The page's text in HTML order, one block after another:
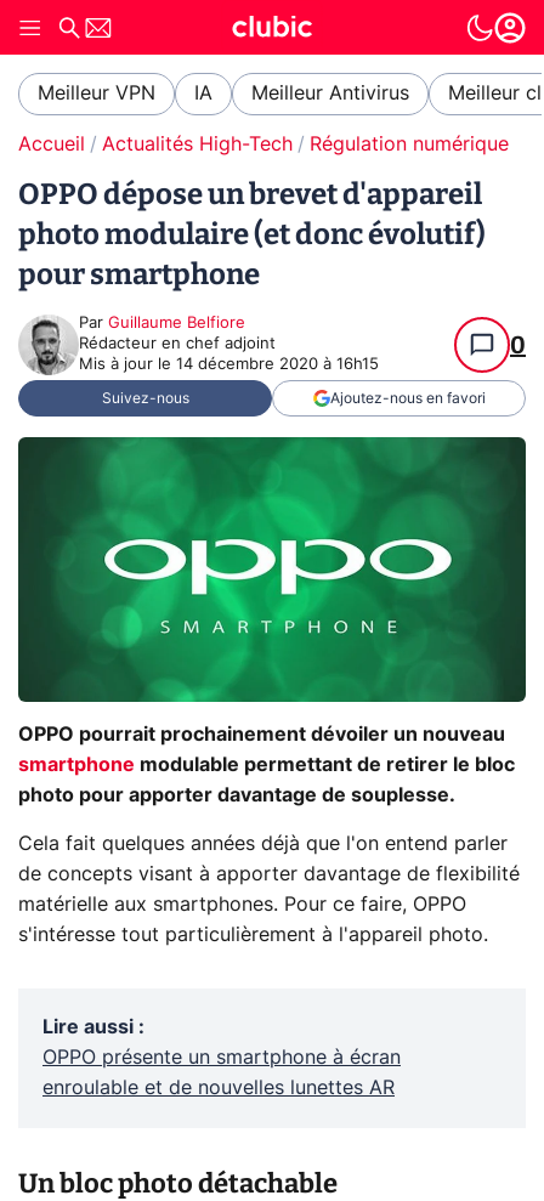
Meilleur VPN IA Meilleur Antivirus Meilleur
Accueil Actualités High-Tech Régulation numérique
OPPO dépose un brevet d'appareil
photo modulaire (et donc évolutif)
pour smartphone
Par Guillaume Belfiore
Rédacteur en chef adjoint
Mis à jour le 14 décembre 2020 à 16h15
0
Suivez-nous Ajoutez-nous en favori
OPPO pourrait prochainement dévoiler un nouveau
smartphone modulable permettant de retirer le bloc
photo pour apporter davantage de souplesse.
Cela fait quelques années déjà que l'on entend parler
de concepts visant à apporter davantage de flexibilité
matérielle aux smartphones. Pour ce faire, OPPO
s'intéresse tout particulièrement à l'appareil photo.
Lire aussi :
OPPO présente un smartphone à écran
enroulable et de nouvelles lunettes AR
Un bloc photo détachable